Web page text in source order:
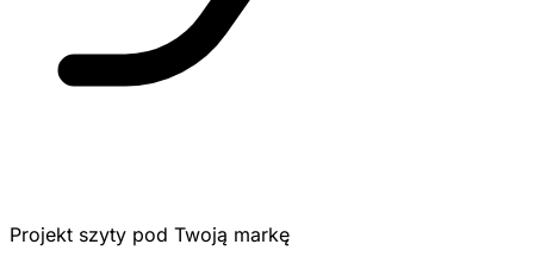
Projekt szyty pod Twoją markę